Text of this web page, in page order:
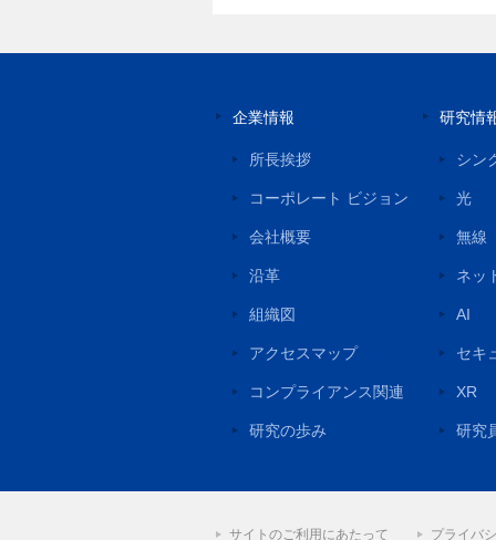
企業情報
所長挨拶
コーポレート ビジョン
会社概要
沿革
組織図
アクセスマップ
コンプライアンス関連
研究の歩み
研究情
シン
光
無線
ネッ
AI
セキ
XR
研究
サイトのご利用にあたって プライバ